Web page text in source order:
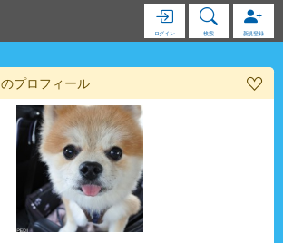
ログイン 検索 新規登録
のプロフィール